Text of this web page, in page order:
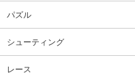
パズル
シューティング
レース